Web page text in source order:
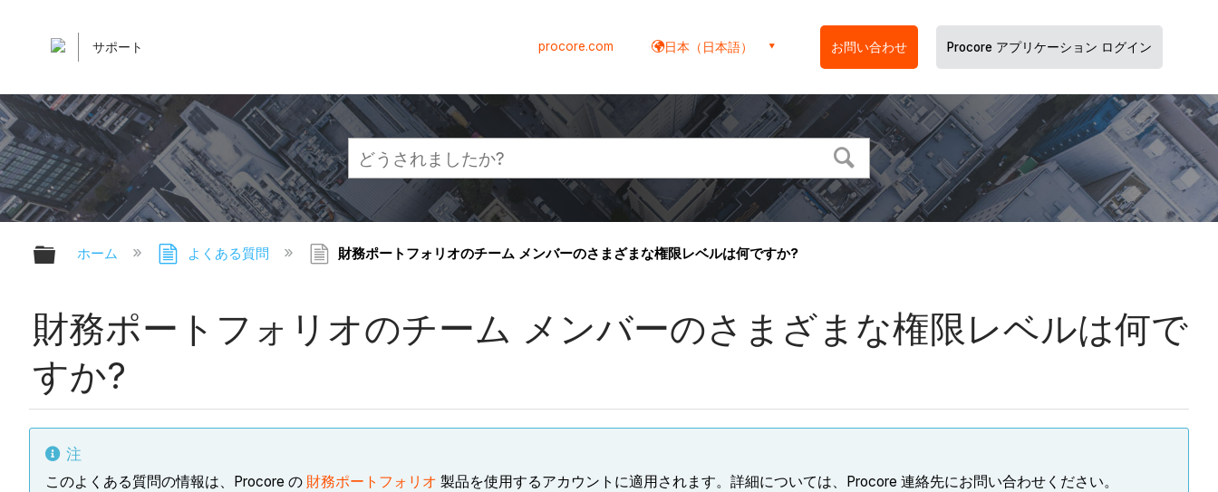
サポート procore.com 日本（日本語） お問い合わせ Procore アプリケーション ログイン
グローバル階層を展開/折りたたむ
ホーム よくある質問 財務ポートフォリオのチーム メンバーのさまざまな権限レベルは何ですか?
財務ポートフォリオのチーム メンバーのさまざまな権限レベルは何で
すか?
注
このよくある質問の情報は、Procore の 財務ポートフォリオ 製品を使用するアカウントに適用されます。詳細については、Procore 連絡先にお問い合わせください。